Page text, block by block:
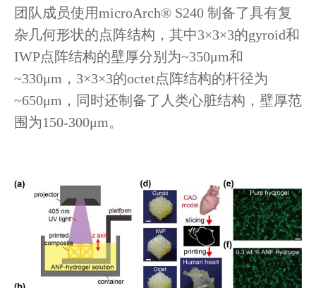
团队成员使用microArch® S240 制备了具有复
杂几何形状的点阵结构，其中3×3×3的gyroid和
IWP点阵结构的壁厚分别为~350μm和
~330μm，3×3×3的octet点阵结构的杆径为
~650μm，同时还制备了人类心脏结构，壁厚范
围为150-300μm。